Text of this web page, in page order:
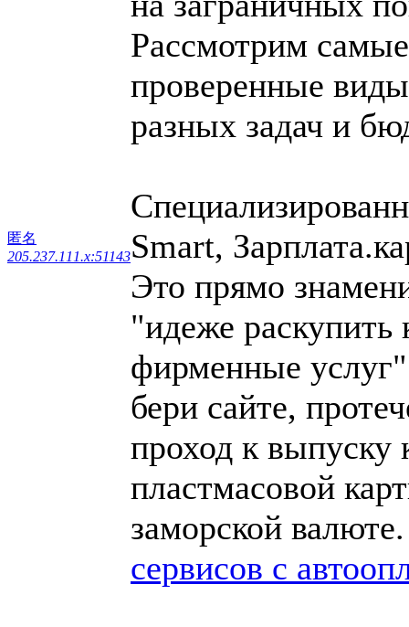
匿名
205.237.111.x:51143
Рассмотрим
проверенные
разных задач и
Smart,
Это прямо
"идеже раскупить
фирменные
бери сайте,
проход к выпуску
пластмасовой
заморской
сервисов с